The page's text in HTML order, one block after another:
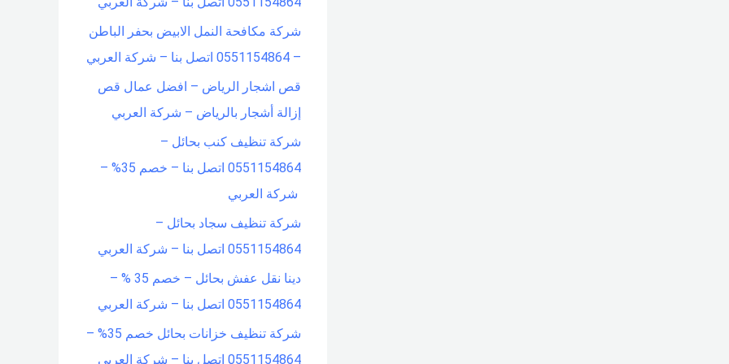
شركة مكافحة النمل الابيض بحفر الباطن
– 0551154864 اتصل بنا – شركة العربي
قص اشجار الرياض – افضل عمال قص
إزالة أشجار بالرياض – شركة العربي
شركة تنظيف كنب بحائل –
0551154864 اتصل بنا – خصم 35% –
شركة العربي
شركة تنظيف سجاد بحائل –
0551154864 اتصل بنا – شركة العربي
دينا نقل عفش بحائل – خصم 35 % –
0551154864 اتصل بنا – شركة العربي
شركة تنظيف خزانات بحائل خصم 35% –
0551154864 اتصل بنا – شركة العربي